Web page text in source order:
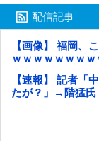
配信記事
【画像】 福岡、
ｗｗｗｗｗｗｗ
ｗｗｗｗｗ
【速報】 記者「
たが？」→階猛氏